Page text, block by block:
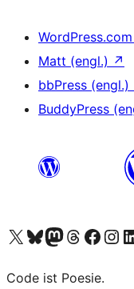
WordPress.com
Matt (engl.) ↗
bbPress (engl.)
BuddyPress
Unser X-Konto (früher Twitter) besuchen
Unser Bluesky-Konto besuchen
Unser Mastodon-Konto besuchen
Unser Threads-Konto
UnsereUnser
Code ist Poesie.